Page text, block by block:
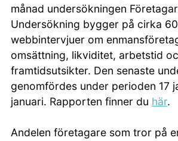
månad undersökningen
Undersökning bygger på cirka
webbintervjuer om
omsättning, likviditet, arbetstid
framtidsutsikter. Den senaste
genomfördes under perioden 17
januari. Rapporten finner du här.
Andelen företagare som tror på